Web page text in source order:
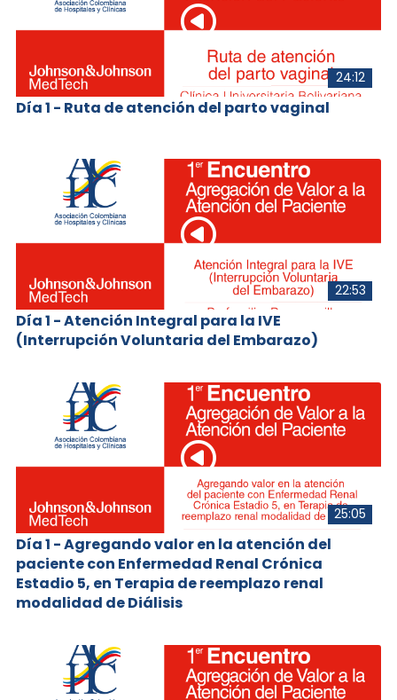
24:12
Día 1 - Ruta de atención del parto vaginal
22:53
Día 1 - Atención Integral para la IVE
(Interrupción Voluntaria del Embarazo)
25:05
Día 1 - Agregando valor en la atención del
paciente con Enfermedad Renal Crónica
Estadio 5, en Terapia de reemplazo renal
modalidad de Diálisis